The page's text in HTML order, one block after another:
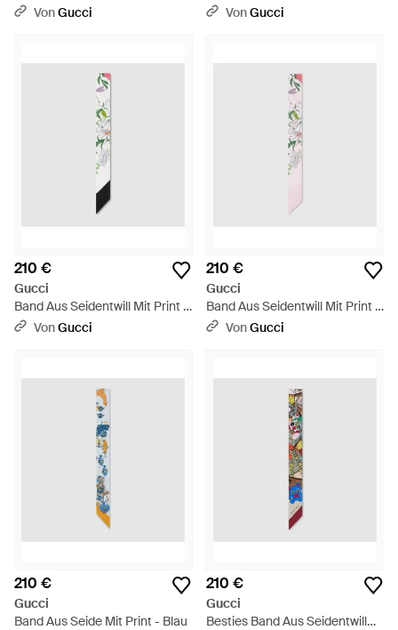
BlauVonGucci
WeißVonGucci
210 €
Gucci
Band Aus Seidentwill Mit Print -
Schwarz
VonGucci
210 €
Gucci
Band Aus Seidentwill Mit Print -
PinkVonGucci
210 €
Gucci
Band Aus Seide Mit Print - Blau
210 €
Gucci
Besties Band Aus Seidentwill